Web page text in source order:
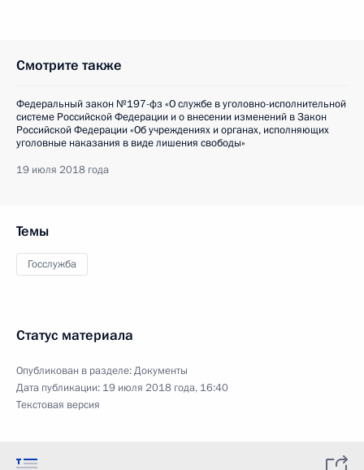
Смотрите также
Федеральный закон №197-фз «О службе в уголовно-исполнительной
системе Российской Федерации и о внесении изменений в Закон
Российской Федерации «Об учреждениях и органах, исполняющих
уголовные наказания в виде лишения свободы»
19 июля 2018 года
Темы
Госслужба
Статус материала
Опубликован в разделе:Документы
Дата публикации: 19 июля 2018 года, 16:40
Текстовая версия